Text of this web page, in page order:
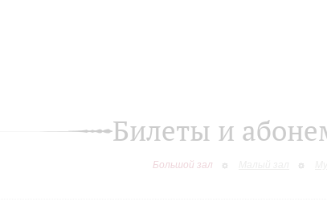
Билеты и
Большой зал